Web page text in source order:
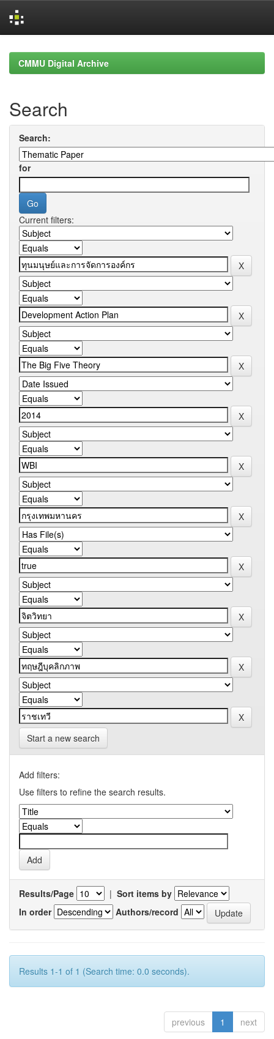
navigationCMMU Digital Archive
Search
Search:
for
Current filters:
Start a new search
Add filters:
Use filters to refine the search results.
Results/Page | Sort items by
In order
Authors/record
Results 1-1 of 1 (Search time: 0.0 seconds).
previous 1 next